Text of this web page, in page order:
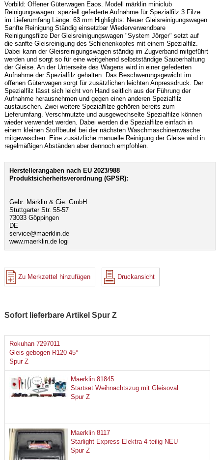
Vorbild: Offener Güterwagen Eaos. Modell märklin miniclub
Reinigungswagen: speziell gefederte Aufnahme für Spezialfilz 3 Filze
im Lieferumfang Länge: 63 mm Highlights: Neuer Gleisreinigungswagen
Sanfte Reinigung Ständig einsetzbar Wiederverwendbare
Reinigungsfilze Der Gleisreinigungswagen "System Jörger" setzt auf
die sanfte Gleisreinigung des Schienenkopfes mit einem Spezialfilz.
Dabei kann der Gleisreinigungswagen ständig im Zugverband mitgeführt
werden und sorgt so für eine weitgehend selbstständige Sauberhaltung
der Gleise. An der Unterseite des Wagens wird in einer gefederten
Aufnahme der Spezialfilz gehalten. Das Beschwerungsgewicht im
offenen Güterwagen sorgt für zusätzlichen leichten Anpressdruck. Der
Spezialfilz lässt sich leicht von Hand seitlich aus der Führung der
Aufnahme herausnehmen und gegen einen anderen Spezialfilz
austauschen. Zwei weitere Spezialfilze gehören bereits zum
Lieferumfang. Verschmutzte und ausgewechselte Spezialfilze können
wieder verwendet werden. Dabei werden die Spezialfilze einfach in
einem kleinen Stoffbeutel bei der nächsten Waschmaschinenwäsche
mitgewaschen. Eine zusätzliche manuelle Reinigung der Gleise wird in
regelmäßigen Abständen aber dennoch empfohlen.
Herstellerangaben nach EU 2023/988
Produktsicherheitsverordnung (GPSR):
Gebr. Märklin & Cie. GmbH
Stuttgarter Str. 55-57
73033 Göppingen
DE
service@maerklin.de
www.maerklin.de logi
Zu Merkzettel hinzufügen Druckansicht
Sofort lieferbare Artikel Spur Z
Rokuhan 7297011
Gleis gebogen R120-45°
Spur Z
Maerklin 81845
Startset Weihnachtszug mit Gleisoval
Spur Z
Maerklin 8117
Starlight Express Elektra 4-teilig NEU
Spur Z